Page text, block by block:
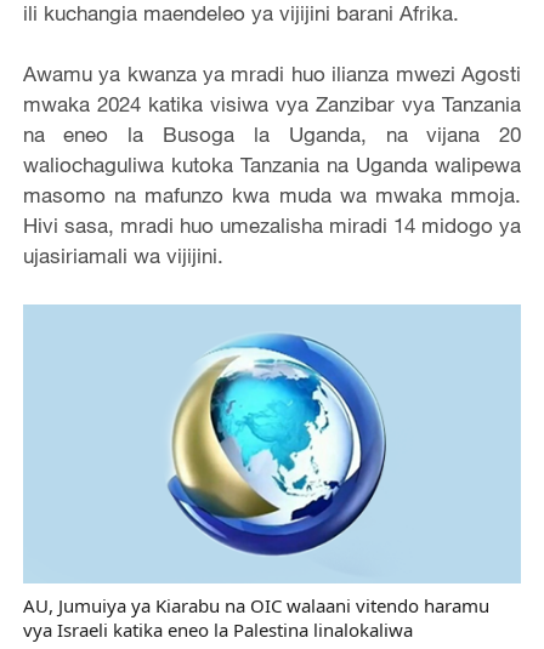
ili kuchangia maendeleo ya vijijini barani Afrika.
Awamu ya kwanza ya mradi huo ilianza mwezi Agosti
mwaka 2024 katika visiwa vya Zanzibar vya Tanzania
na eneo la Busoga la Uganda, na vijana 20
waliochaguliwa kutoka Tanzania na Uganda walipewa
masomo na mafunzo kwa muda wa mwaka mmoja.
Hivi sasa, mradi huo umezalisha miradi 14 midogo ya
ujasiriamali wa vijijini.
AU, Jumuiya ya Kiarabu na OIC walaani vitendo haramu
vya Israeli katika eneo la Palestina linalokaliwa